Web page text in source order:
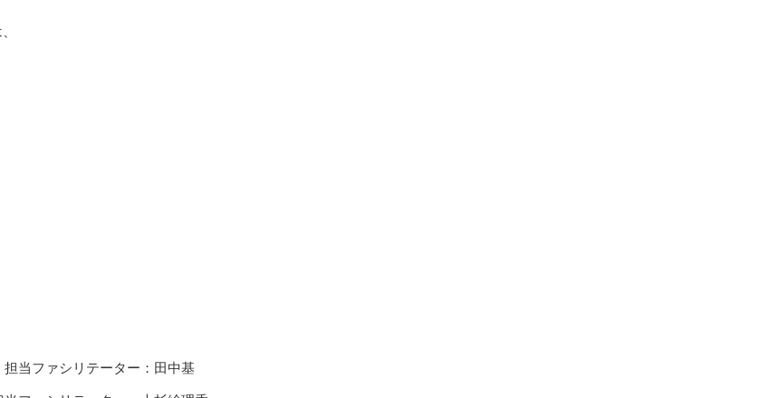
担当ファシリテーター：田中基